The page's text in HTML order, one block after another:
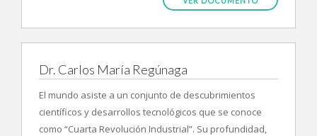
Dr. Carlos María Regúnaga
El mundo asiste a un conjunto de descubrimientos
científicos y desarrollos tecnológicos que se conoce
como “Cuarta Revolución Industrial”. Su profundidad,